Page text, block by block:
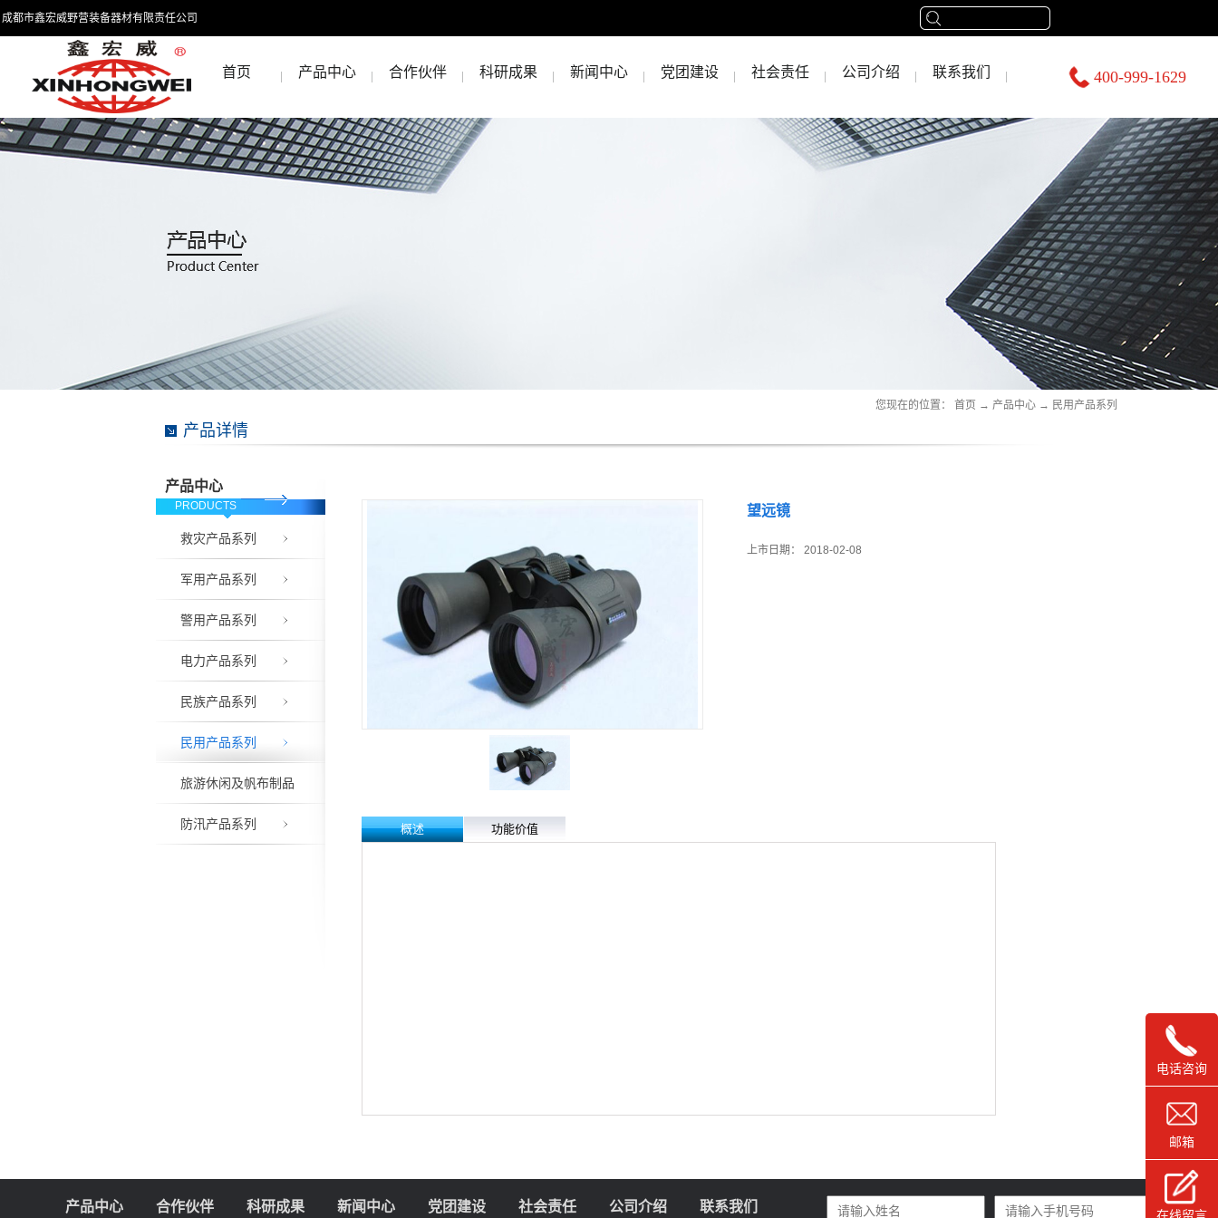
成都市鑫宏威野营装备器材有限责任公司
首页 产品中心 合作伙伴 科研成果 新闻中心 党团建设 社会责任 公司介绍 联系我们 400-999-1629
产品中心
PRODUCTS
救灾产品系列
军用产品系列
警用产品系列
电力产品系列
民族产品系列
民用产品系列
旅游休闲及帆布制品
防汛产品系列
产品详情
您现在的位置： 首页 → 产品中心 → 民用产品系列
望远镜
上市日期： 2018-02-08
概述 功能价值
产品中心 合作伙伴 科研成果 新闻中心 党团建设 社会责任 公司介绍 联系我们
电话咨询
邮箱